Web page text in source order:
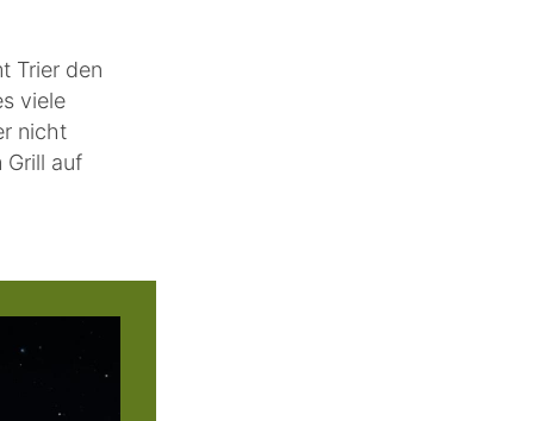
Trier den
viele
nicht
Grill auf